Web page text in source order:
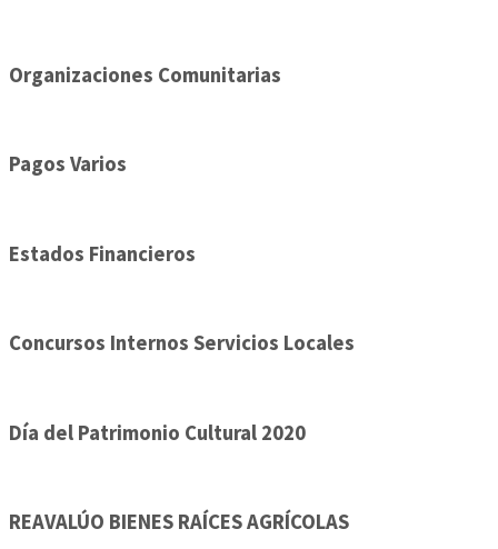
Organizaciones Comunitarias
Pagos Varios
Estados Financieros
Concursos Internos Servicios Locales
Día del Patrimonio Cultural 2020
REAVALÚO BIENES RAÍCES AGRÍCOLAS